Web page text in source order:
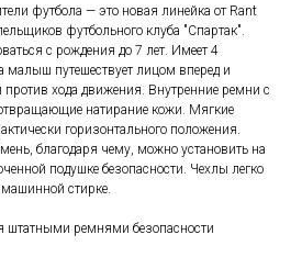
футбола — это новая линейка от Rant
футбольного клуба "Спартак".
с рождения до 7 лет. Имеет 4
малыш путешествует лицом вперед и
хода движения. Внутренние ремни с
натирание кожи. Мягкие
горизонтального положения.
благодаря чему, можно установить на
подушке безопасности. Чехлы легко
стирке.
штатными ремнями безопасности